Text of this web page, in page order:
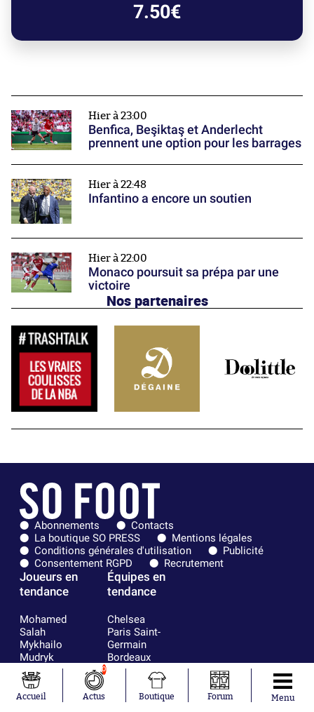
7.50€
Hier à 23:00
Benfica, Beşiktaş et Anderlecht
prennent une option pour les barrages
Hier à 22:48
Infantino a encore un soutien
Hier à 22:00
Monaco poursuit sa prépa par une
victoire
Nos partenaires
Abonnements
Contacts
La boutique SO PRESS
Mentions légales
Conditions générales d'utilisation
Publicité
Consentement RGPD
Recrutement
Joueurs en
tendance
Mohamed
Salah
Mykhailo
Mudryk
Neymar
Khalis Merah
Loïs Openda
Équipes en
tendance
Chelsea
Paris Saint-
Germain
Bordeaux
Olympique
Accueil
0
Actus Boutique Forum Menu